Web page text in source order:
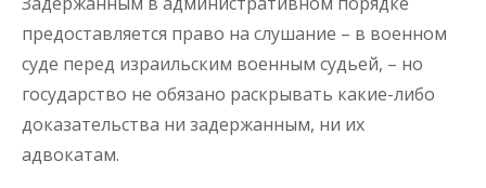
предоставляется право на слушание – в военном
суде перед израильским военным судьей, – но
государство не обязано раскрывать какие-либо
доказательства ни задержанным, ни их
адвокатам.